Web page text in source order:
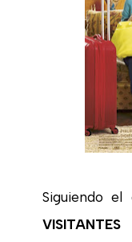
Siguiendo